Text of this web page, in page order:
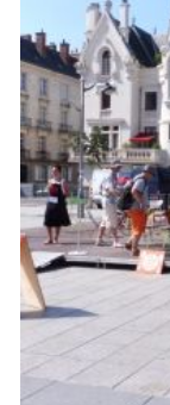
quant à
paysage
l'arrivée de la
https://
https://